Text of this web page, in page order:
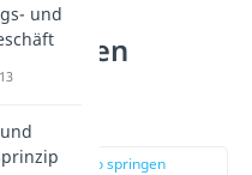
—
Stelle im Video springen
und